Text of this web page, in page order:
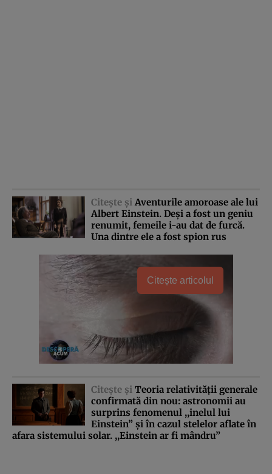
Citeşte şi Aventurile amoroase ale lui
Albert Einstein. Deşi a fost un geniu
renumit, femeile i-au dat de furcă.
Una dintre ele a fost spion rus
Citește articolul
Citeşte şi Teoria relativităţii generale
confirmată din nou: astronomii au
surprins fenomenul ,,inelul lui
Einstein” şi în cazul stelelor aflate în
afara sistemului solar. ,,Einstein ar fi mândru”